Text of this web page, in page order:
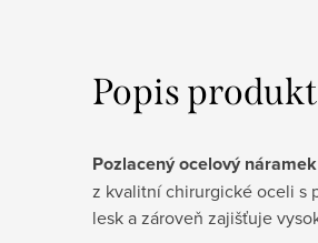
Popis
Pozlacený ocelový
z kvalitní chirurgické oceli s
lesk a zároveň zajišťuje